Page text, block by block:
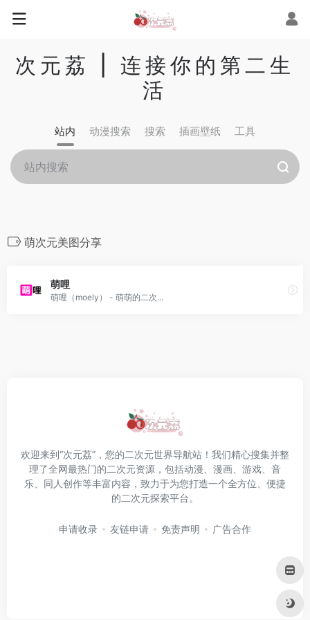
次元荔 | 连接你的第二生
活
站内 动漫搜索 搜索 插画壁纸 工具
萌次元美图分享
萌哩
萌哩（moely） - 萌萌的二次...
欢迎来到“次元荔”，您的二次元世界导航站！我们精心搜集并整
理了全网最热门的二次元资源，包括动漫、漫画、游戏、音
乐、同人创作等丰富内容，致力于为您打造一个全方位、便捷
的二次元探索平台。
申请收录 友链申请 免责声明 广告合作